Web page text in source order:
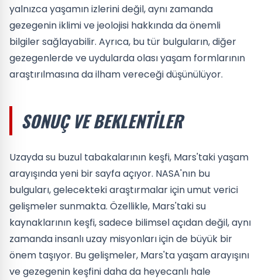
yalnızca yaşamın izlerini değil, aynı zamanda
gezegenin iklimi ve jeolojisi hakkında da önemli
bilgiler sağlayabilir. Ayrıca, bu tür bulguların, diğer
gezegenlerde ve uydularda olası yaşam formlarının
araştırılmasına da ilham vereceği düşünülüyor.
SONUÇ VE BEKLENTILER
Uzayda su buzul tabakalarının keşfi, Mars'taki yaşam
arayışında yeni bir sayfa açıyor. NASA'nın bu
bulguları, gelecekteki araştırmalar için umut verici
gelişmeler sunmakta. Özellikle, Mars'taki su
kaynaklarının keşfi, sadece bilimsel açıdan değil, aynı
zamanda insanlı uzay misyonları için de büyük bir
önem taşıyor. Bu gelişmeler, Mars'ta yaşam arayışını
ve gezegenin keşfini daha da heyecanlı hale